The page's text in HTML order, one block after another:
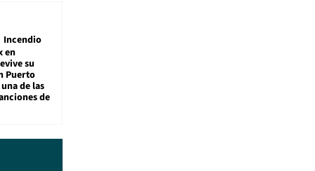
Incendio
en
su
Puerto
de las
de